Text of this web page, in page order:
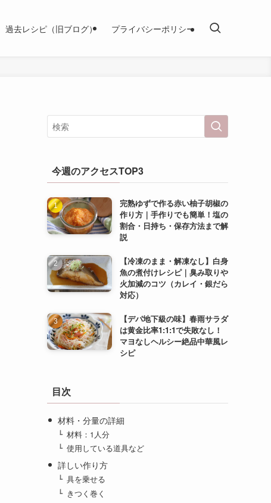
過去レシピ（旧ブログ） プライバシーポリシー
今週のアクセスTOP3
完熟ゆずで作る赤い柚子胡椒の
作り方｜手作りでも簡単！塩の
割合・日持ち・保存方法まで解
説
【冷凍のまま・解凍なし】白身
魚の煮付けレシピ｜臭み取りや
火加減のコツ（カレイ・銀だら
対応）
【デパ地下級の味】春雨サラダ
は黄金比率1:1:1で失敗なし！
マヨなしヘルシー絶品中華風レ
シピ
目次
材料・分量の詳細
材料：1人分
使用している道具など
詳しい作り方
具を乗せる
きつく巻く